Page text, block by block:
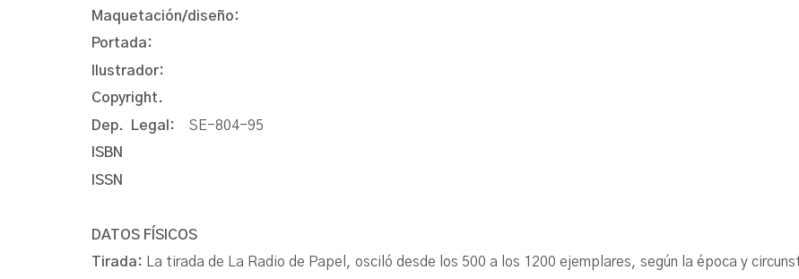
Maquetación/diseño:
Portada:
Ilustrador:
Copyright.
Dep. Legal: SE-804-95
ISBN
ISSN
DATOS FÍSICOS
Tirada:
La tirada de La Radio de Papel, osciló desde los 500 a los 1200 ejemplares, según la época y